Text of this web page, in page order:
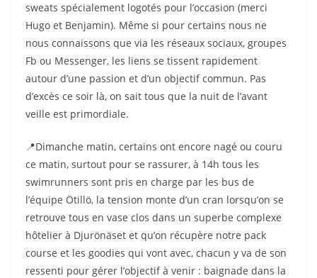
sweats spécialement logotés pour l’occasion (merci
Hugo et Benjamin). Même si pour certains nous ne
nous connaissons que via les réseaux sociaux, groupes
Fb ou Messenger, les liens se tissent rapidement
autour d’une passion et d’un objectif commun. Pas
d’excès ce soir là, on sait tous que la nuit de l’avant
veille est primordiale.
📍Dimanche matin, certains ont encore nagé ou couru
ce matin, surtout pour se rassurer, à 14h tous les
swimrunners sont pris en charge par les bus de
l’équipe Ötillö, la tension monte d’un cran lorsqu’on se
retrouve tous en vase clos dans un superbe complexe
hôtelier à Djurönäset et qu’on récupère notre pack
course et les goodies qui vont avec, chacun y va de son
ressenti pour gérer l’objectif à venir : baignade dans la